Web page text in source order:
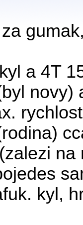
a 4T
novy)
kyl,